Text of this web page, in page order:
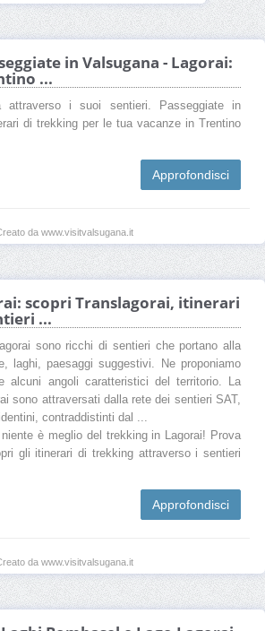
in Valsugana - Lagorai:
...
attraverso i suoi sentieri. Passeggiate in
di trekking per le tua vacanze in Trentino
Approfondisci
da www.visitvalsugana.it
scopri Translagorai, itinerari
...
sono ricchi di sentieri che portano alla
laghi, paesaggi suggestivi. Ne proponiamo
alcuni angoli caratteristici del territorio. La
sono attraversati dalla rete dei sentieri SAT,
contraddistinti dal ...
è meglio del trekking in Lagorai! Prova
gli itinerari di trekking attraverso i sentieri
Approfondisci
da www.visitvalsugana.it